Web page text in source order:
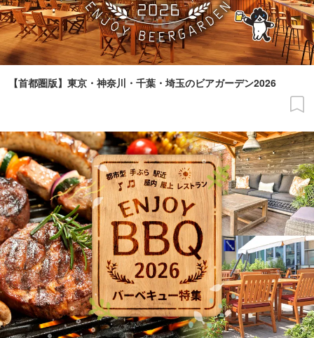
【首都圏版】東京・神奈川・千葉・埼玉のビアガーデン2026